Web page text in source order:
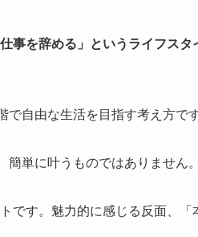
事を辞める」というライフスタ
自由な生活を目指す考え方です
単に叶うものではありません。
です。魅力的に感じる反面、